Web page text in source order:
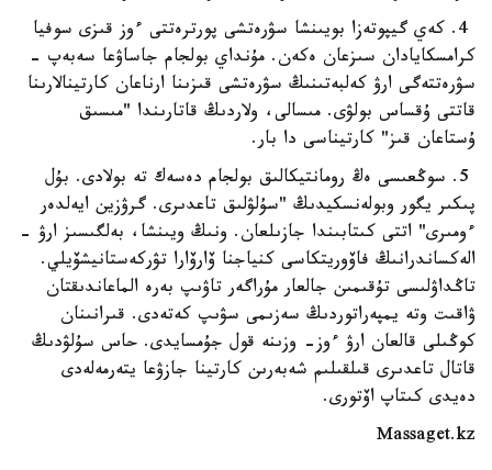
4. كەي گيپوتەزا بويىنشا سۋرەتشى پورترەتتى ءوز قىزى سوفيا
كرامسكايادان سىزعان ەكەن. مۇنداي بولجام جاساۋعا سەبەپ -
سۋرەتتەگى ارۋ كەلبەتىنىڭ سۋرەتشى قىزىنا ارناعان كارتينالارىنا
قاتتى ۇقساس بولۋى. مىسالى، ولاردىڭ قاتارىندا "مىسىق
ۇستاعان قىز" كارتيناسى دا بار.
5. سوڭعىسى ەڭ رومانتيكالىق بولجام دەسەك تە بولادى. بۇل
پىكىر يگور وبولەنسكيدىڭ "سۇلۋلىق تاعدىرى. گرۋزين ايەلدەر
ءومىرى" اتتى كىتابىندا جازىلعان. ونىڭ ويىنشا، بەلگىسىز ارۋ -
الەكساندرانىڭ فاۆوريتكاسى كنياجنا ۆارۆارا تۋركەستانيشۆيلي.
تاڭداۋلىسى تۇقىمىن جالعار مۇراگەر تاۋىپ بەرە الماعاندىقتان
ۋاقىت وتە يمپەراتوردىڭ سەزىمى سۋىپ كەتەدى. قىرانىنان
كوڭىلى قالعان ارۋ ءوز- وزىنە قول جۇمسايدى. حاس سۇلۋدىڭ
قاتال تاعدىرى قىلقىلىم شەبەرىن كارتينا جازۋعا يتەرمەلەدى
دەيدى كىتاپ اۆتورى.
Massaget.kz